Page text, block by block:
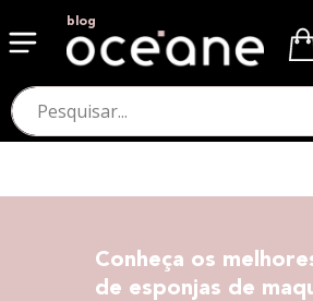
blog
Conheça os
de esponjas de